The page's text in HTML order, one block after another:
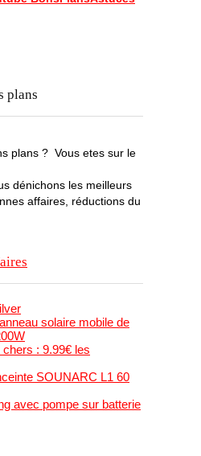
plans
plans ? Vous etes sur le
dénichons les meilleurs
affaires, réductions du
solaire mobile de
: 9.99€ les
SOUNARC L1 60
avec pompe sur batterie